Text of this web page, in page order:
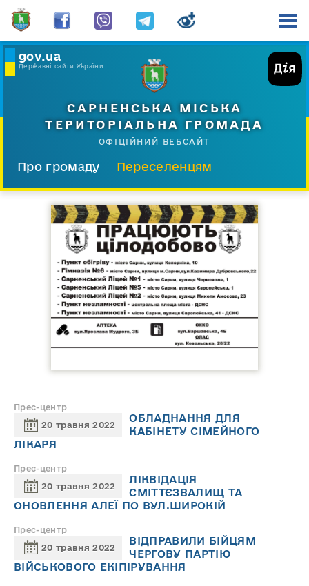
gov.ua
Державні сайти України
САРНЕНСЬКА МІСЬКА
ТЕРИТОРІАЛЬНА ГРОМАДА
ОФІЦІЙНИЙ ВЕБСАЙТ
Про громаду
Переселенцям
Прес-центр
Прес-центр
20 травня 2022
ОБЛАДНАННЯ ДЛЯ
КАБІНЕТУ СІМЕЙНОГО
ЛІКАРЯ
Прес-центр
20 травня 2022
ЛІКВІДАЦІЯ
СМІТТЄЗВАЛИЩ ТА
ОНОВЛЕННЯ АЛЕЇ ПО ВУЛ.ШИРОКІЙ
Прес-центр
20 травня 2022
ВІДПРАВИЛИ БІЙЦЯМ
ЧЕРГОВУ ПАРТІЮ
ВІЙСЬКОВОГО ЕКІПІРУВАННЯ